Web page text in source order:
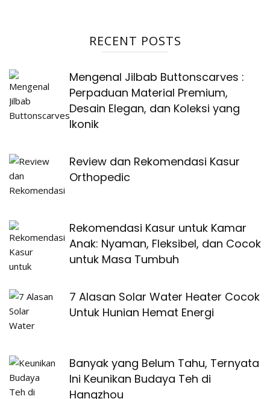
RECENT POSTS
Mengenal Jilbab Buttonscarves :
Perpaduan Material Premium,
Desain Elegan, dan Koleksi yang
Ikonik
Review dan Rekomendasi Kasur
Orthopedic
Rekomendasi Kasur untuk Kamar
Anak: Nyaman, Fleksibel, dan Cocok
untuk Masa Tumbuh
7 Alasan Solar Water Heater Cocok
Untuk Hunian Hemat Energi
Banyak yang Belum Tahu, Ternyata
Ini Keunikan Budaya Teh di
Hangzhou